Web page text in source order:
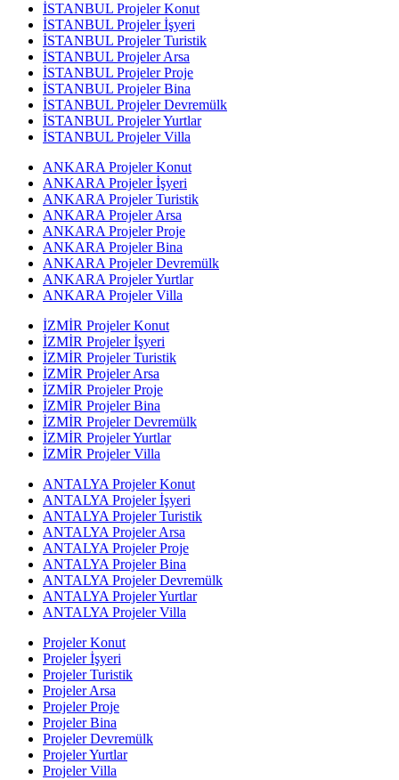
İSTANBUL Projeler Konut
İSTANBUL Projeler İşyeri
İSTANBUL Projeler Turistik
İSTANBUL Projeler Arsa
İSTANBUL Projeler Proje
İSTANBUL Projeler Bina
İSTANBUL Projeler Devremülk
İSTANBUL Projeler Yurtlar
İSTANBUL Projeler Villa
ANKARA Projeler Konut
ANKARA Projeler İşyeri
ANKARA Projeler Turistik
ANKARA Projeler Arsa
ANKARA Projeler Proje
ANKARA Projeler Bina
ANKARA Projeler Devremülk
ANKARA Projeler Yurtlar
ANKARA Projeler Villa
İZMİR Projeler Konut
İZMİR Projeler İşyeri
İZMİR Projeler Turistik
İZMİR Projeler Arsa
İZMİR Projeler Proje
İZMİR Projeler Bina
İZMİR Projeler Devremülk
İZMİR Projeler Yurtlar
İZMİR Projeler Villa
ANTALYA Projeler Konut
ANTALYA Projeler İşyeri
ANTALYA Projeler Turistik
ANTALYA Projeler Arsa
ANTALYA Projeler Proje
ANTALYA Projeler Bina
ANTALYA Projeler Devremülk
ANTALYA Projeler Yurtlar
ANTALYA Projeler Villa
Projeler Konut
Projeler İşyeri
Projeler Turistik
Projeler Arsa
Projeler Proje
Projeler Bina
Projeler Devremülk
Projeler Yurtlar
Projeler Villa